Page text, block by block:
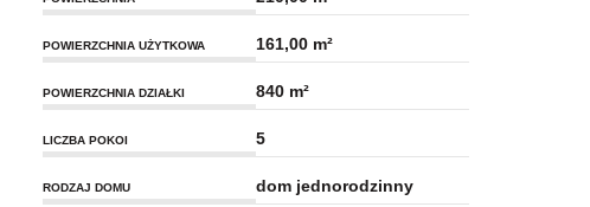
POWIERZCHNIA UŻYTKOWA 161,00 m²
POWIERZCHNIA DZIAŁKI 840 m²
LICZBA POKOI 5
RODZAJ DOMU dom jednorodzinny